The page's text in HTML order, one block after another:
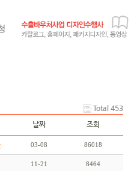
Total 453
날짜 조회
03-08 86018
11-21 8464